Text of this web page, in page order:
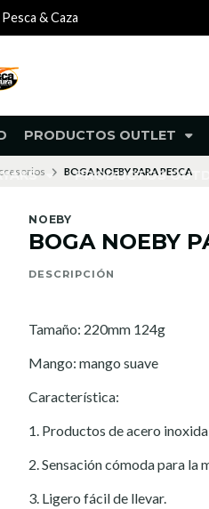
PRODUCTOS OUTLET
PRODUCTOS
& Caza
BOGA NOEBY PARA PESCA
NOEBY
BOGA NOEBY
DESCRIPCIÓN
Tamaño: 220mm 124g
Mango: mango suave
Característica:
1. Productos de acero
2. Sensación cómoda para la
3. Ligero fácil de llevar.